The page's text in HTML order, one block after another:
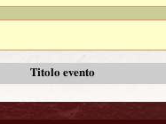
Titolo evento